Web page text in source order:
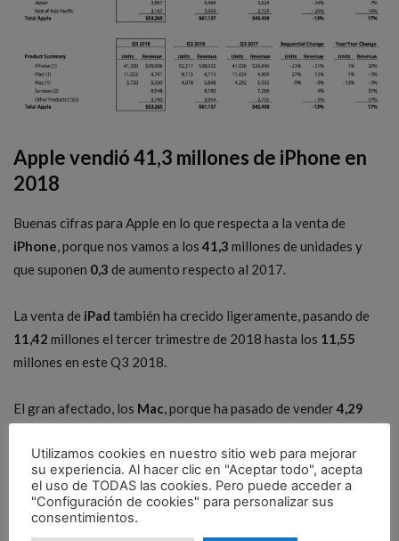
Apple vendió 41,3 millones de iPhone en
2018
Buenas cifras para Apple en lo que respecta a la venta de
iPhone, porque nos vamos a los 41,3 millones de unidades y
que suponen 0,3 de aumento respecto al 2017.
La venta de iPad también ha crecido ligeramente, pasando de
11,42 millones el tercer trimestre de 2018 hasta los 11,55
millones en este Q3 2018.
El gran afectado, los Mac, porque ha pasado de vender4,29
millones. Aunque tiene una explicación, y es que todavía los
usuarios esperan esa renovación del Air para septiembre, ahí es
posible que las cosas vuelvan a su cauce.
Utilizamos cookies en nuestro sitio web para mejorar
su experiencia. Al hacer clic en "Aceptar todo", acepta
el uso de TODAS las cookies. Pero puede acceder a
"Configuración de cookies" para personalizar sus
consentimientos.